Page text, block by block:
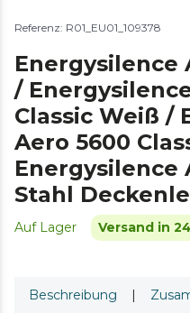
Referenz: R01_EU01_109378
Energysilence
/
Classic Weiß /
Aero 5600
Energysilence
Stahl
Auf Lager Versand in
Beschreibung |